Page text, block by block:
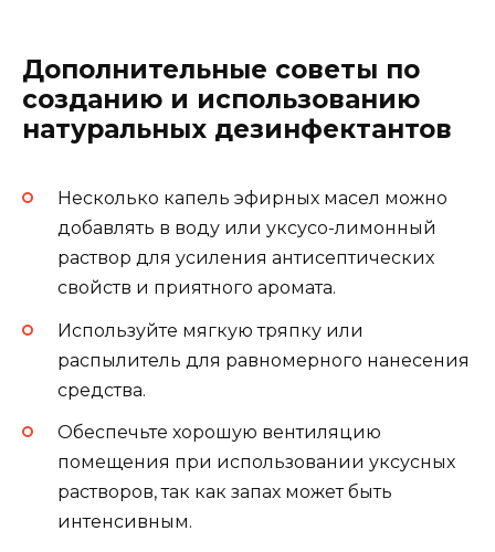
Дополнительные советы по
созданию и использованию
натуральных дезинфектантов
Несколько капель эфирных масел можно
добавлять в воду или уксусо-лимонный
раствор для усиления антисептических
свойств и приятного аромата.
Используйте мягкую тряпку или
распылитель для равномерного нанесения
средства.
Обеспечьте хорошую вентиляцию
помещения при использовании уксусных
растворов, так как запах может быть
интенсивным.